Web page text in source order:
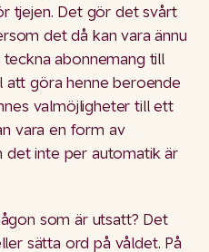
tjejen. Det gör det svårt
det då kan vara ännu
abonnemang till
att göra henne beroende
valmöjligheter till ett
vara en form av
inte per automatik är
som är utsatt? Det
sätta ord på våldet. På